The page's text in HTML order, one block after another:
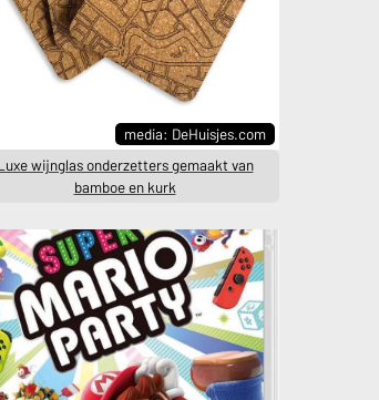
media: DeHuisjes.com
wijnglas onderzetters gemaakt van
bamboe en kurk